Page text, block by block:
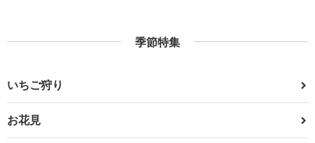
季節特集
いちご狩り
お花見